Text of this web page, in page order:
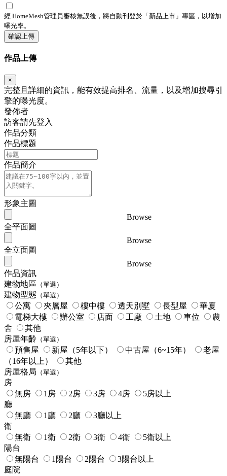
經 HomeMesh管理員審核無誤後，將自動刊登於「 新品上市 」專區，以增加
曝光率。
確認上傳
作品上傳
×
完整且詳細的資訊，能有效提高排名、流量，以及增加搜尋引
擎的曝光度。
發佈者
訪客請先登入
作品分類
作品標題
作品簡介
形象主圖
Browse
全平面圖
Browse
全立面圖
Browse
作品資訊
建物地區 （單選）
建物型態 （單選）
公寓 夾層屋 樓中樓 透天別墅 長型屋
華廈
電梯大樓
辦公室 店面 工廠 土地 車位
農
舍
其他
房屋年齡 （單選）
預售屋 新屋（5年以下） 中古屋（6~15年）
老屋
（16年以上）
其他
房屋格局 （單選）
房
無房
1房 2房 3房 4房
5房以上
廳
無廳
1廳 2廳
3廳以上
衛
無衛
1衛 2衛 3衛 4衛
5衛以上
陽台
無陽台
1陽台 2陽台
3陽台以上
庭院